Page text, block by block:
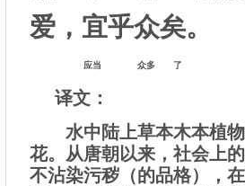
爱，宜乎众矣。
应当 众多 了
译文：
水中陆上草本木本植物
花。从唐朝以来，社会上
不沾染污秽（的品格），